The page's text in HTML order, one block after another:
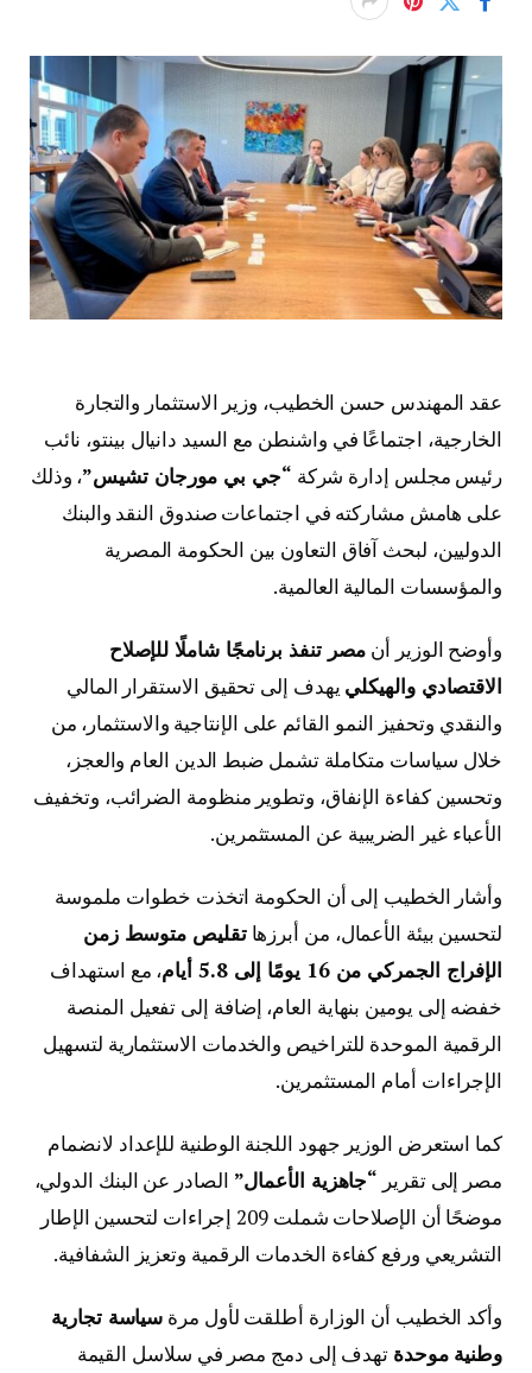
عقد المهندس حسن الخطيب، وزير الاستثمار والتجارة
الخارجية، اجتماعًا في واشنطن مع السيد دانيال بينتو، نائب
رئيس مجلس إدارة شركة “جي بي مورجان تشيس”، وذلك
على هامش مشاركته في اجتماعات صندوق النقد والبنك
الدوليين، لبحث آفاق التعاون بين الحكومة المصرية
والمؤسسات المالية العالمية.
وأوضح الوزير أن مصر تنفذ برنامجًا شاملًا للإصلاح
الاقتصادي والهيكلي يهدف إلى تحقيق الاستقرار المالي
والنقدي وتحفيز النمو القائم على الإنتاجية والاستثمار، من
خلال سياسات متكاملة تشمل ضبط الدين العام والعجز،
وتحسين كفاءة الإنفاق، وتطوير منظومة الضرائب، وتخفيف
الأعباء غير الضريبية عن المستثمرين.
وأشار الخطيب إلى أن الحكومة اتخذت خطوات ملموسة
لتحسين بيئة الأعمال، من أبرزهاتقليص متوسط زمن
الإفراج الجمركي من 16 يومًا إلى 5.8 أيام
، مع استهداف
خفضه إلى يومين بنهاية العام، إضافة إلى تفعيل المنصة
الرقمية الموحدة للتراخيص والخدمات الاستثمارية لتسهيل
الإجراءات أمام المستثمرين.
كما استعرض الوزير جهود اللجنة الوطنية للإعداد لانضمام
مصر إلى تقرير “جاهزية الأعمال” الصادر عن البنك الدولي،
موضحًا أن الإصلاحات شملت 209 إجراءات لتحسين الإطار
التشريعي ورفع كفاءة الخدمات الرقمية وتعزيز الشفافية.
وأكد الخطيب أن الوزارة أطلقت لأول مرة سياسة تجارية
وطنية موحدة تهدف إلى دمج مصر في سلاسل القيمة